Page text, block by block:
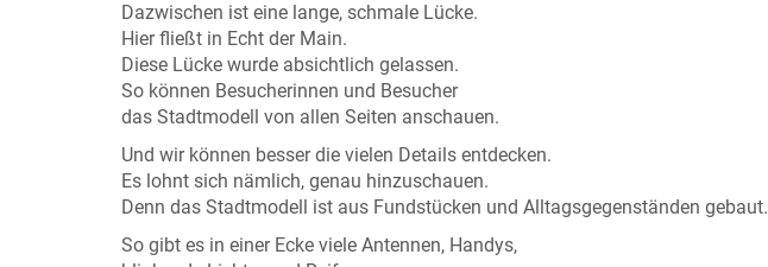
Dazwischen ist eine lange, schmale Lücke.
Hier fließt in Echt der Main.
Diese Lücke wurde absichtlich gelassen.
So können Besucherinnen und Besucher
das Stadtmodell von allen Seiten anschauen.
Und wir können besser die vielen Details entdecken.
Es lohnt sich nämlich, genau hinzuschauen.
Denn das Stadtmodell ist aus Fundstücken und Alltagsgegenständen gebaut.
So gibt es in einer Ecke viele Antennen, Handys,